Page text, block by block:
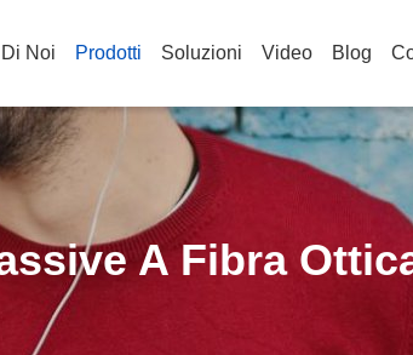
Noi Prodotti Soluzioni Video Blog
A Fibra